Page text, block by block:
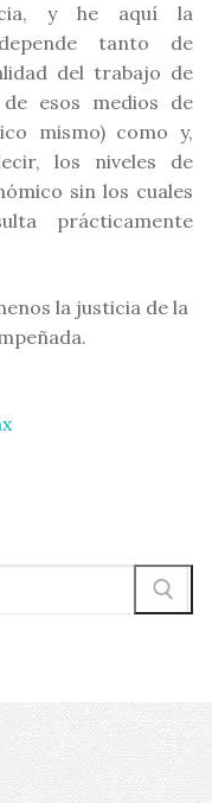
y he aquí la
tanto de
del trabajo de
esos medios de
mismo) como y,
los niveles de
sin los cuales
prácticamente
la justicia de la